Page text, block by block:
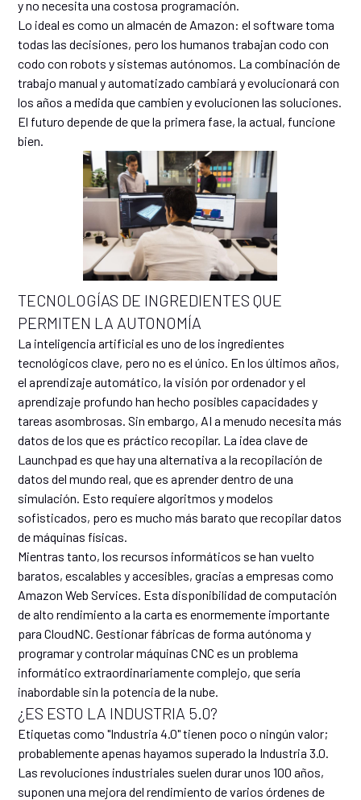
y no necesita una costosa programación.
Lo ideal es como un almacén de Amazon: el software toma
todas las decisiones, pero los humanos trabajan codo con
codo con robots y sistemas autónomos. La combinación de
trabajo manual y automatizado cambiará y evolucionará con
los años a medida que cambien y evolucionen las soluciones.
El futuro depende de que la primera fase, la actual, funcione
bien.
TECNOLOGÍAS DE INGREDIENTES QUE
PERMITEN LA AUTONOMÍA
La inteligencia artificial es uno de los ingredientes
tecnológicos clave, pero no es el único. En los últimos años,
el aprendizaje automático, la visión por ordenador y el
aprendizaje profundo han hecho posibles capacidades y
tareas asombrosas. Sin embargo, AI a menudo necesita más
datos de los que es práctico recopilar. La idea clave de
Launchpad es que hay una alternativa a la recopilación de
datos del mundo real, que es aprender dentro de una
simulación. Esto requiere algoritmos y modelos
sofisticados, pero es mucho más barato que recopilar datos
de máquinas físicas.
Mientras tanto, los recursos informáticos se han vuelto
baratos, escalables y accesibles, gracias a empresas como
Amazon Web Services. Esta disponibilidad de computación
de alto rendimiento a la carta es enormemente importante
para CloudNC. Gestionar fábricas de forma autónoma y
programar y controlar máquinas CNC es un problema
informático extraordinariamente complejo, que sería
inabordable sin la potencia de la nube.
¿ES ESTO LA INDUSTRIA 5.0?
Etiquetas como "Industria 4.0" tienen poco o ningún valor;
probablemente apenas hayamos superado la Industria 3.0.
Las revoluciones industriales suelen durar unos 100 años,
suponen una mejora del rendimiento de varios órdenes de